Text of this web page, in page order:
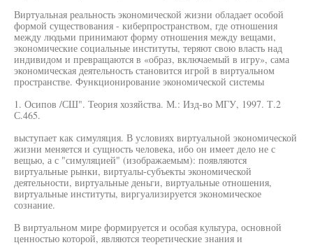
Виртуальная реальность экономической жизни обладает особой
формой существования - киберпространством, где отношения
между людьми принимают форму отношения между вещами,
экономические социальные институты, теряют свою власть над
индивидом и превращаются в «образ, включаемый в игру», сама
экономическая деятельность становится игрой в виртуальном
пространстве. Функционирование экономической системы
1. Осипов /СШ". Теория хозяйства. М.: Изд-во МГУ, 1997. Т.2
С.465.
выступает как симуляция. В условиях виртуальной экономической
жизни меняется и сущность человека, ибо он имеет дело не с
вещью, а с "симуляцией" (изображаемым): появляются
виртуальные рынки, виртуалы-субъекты экономической
деятельности, виртуальные деньги, виртуальные отношения,
виртуальные институты, виргуализируется экономическое
сознание.
В виртуальном мире формируется и особая культура, основной
ценностью которой, являются теоретические знания и